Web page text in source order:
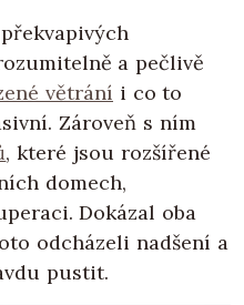
a pečlivě
větrání i co to
Zároveň s ním
, které jsou rozšířené
domech,
Dokázal oba
odcházeli nadšení a
pustit.